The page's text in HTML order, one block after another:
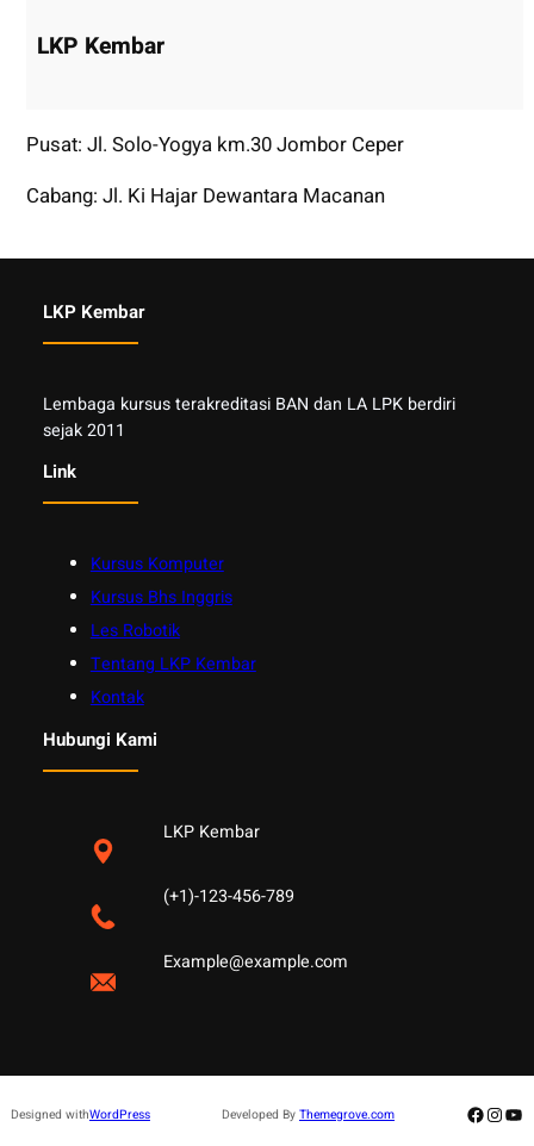
LKP Kembar
Pusat: Jl. Solo-Yogya km.30 Jombor Ceper
Cabang: Jl. Ki Hajar Dewantara Macanan
LKP Kembar
Lembaga kursus terakreditasi BAN dan LA LPK berdiri
sejak 2011
Link
Kursus Komputer
Kursus Bhs Inggris
Les Robotik
Tentang LKP Kembar
Kontak
Hubungi Kami
LKP Kembar
(+1)-123-456-789
Example@example.com
Designed withWordPress Developed By Themegrove.com